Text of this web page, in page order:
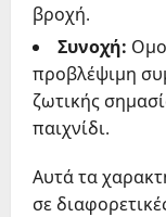
βροχή.
Συνοχή:
προβλέψιμη
ζωτικής
παιχνίδι.
Αυτά τα
σε